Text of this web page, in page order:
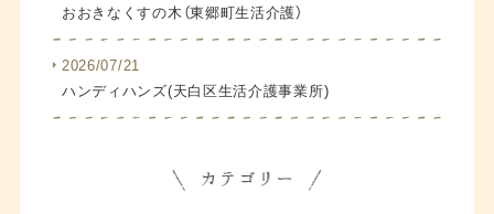
おおきなくすの木（東郷町生活介護）
2026/07/21
ハンディハンズ(天白区生活介護事業所)